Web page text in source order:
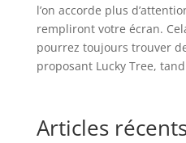
l’on accorde plus
rempliront votre écran.
pourrez toujours trouver
proposant Lucky Tree,
Articles